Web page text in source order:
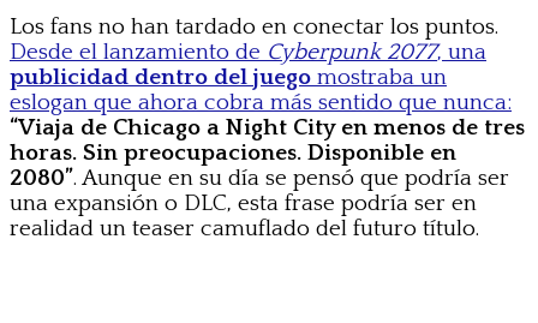
Los fans no han tardado en conectar los puntos.
Desde el lanzamiento de Cyberpunk 2077, una
publicidad dentro del juego mostraba un
eslogan que ahora cobra más sentido que nunca:
“Viaja de Chicago a Night City en menos de tres
horas. Sin preocupaciones. Disponible en
2080”. Aunque en su día se pensó que podría ser
una expansión o DLC, esta frase podría ser en
realidad un teaser camuflado del futuro título.